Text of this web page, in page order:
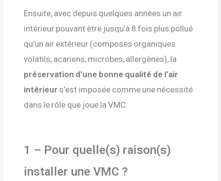
Ensuite, avec depuis quelques années un air
intérieur pouvant être jusqu’à 8 fois plus pollué
qu’un air extérieur (composés organiques
volatils, acariens, microbes, allergènes), la
préservation d’une bonne qualité de l’air
intérieur s’est imposée comme une nécessité
dans le rôle que joue la VMC.
1 – Pour quelle(s) raison(s)
installer une VMC ?